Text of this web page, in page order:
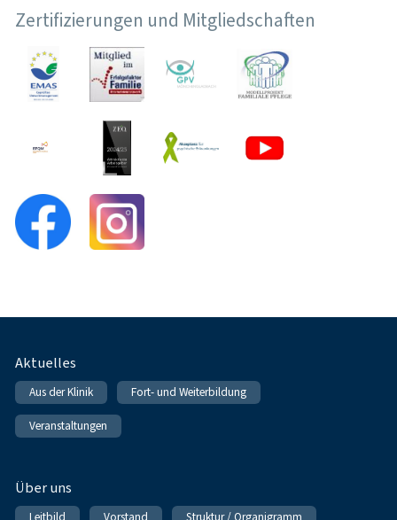
Zertifizierungen und Mitgliedschaften
Fußnavigation
Aktuelles
Aus der Klinik Fort- und Weiterbildung
Veranstaltungen
Über uns
Leitbild Vorstand Struktur / Organigramm